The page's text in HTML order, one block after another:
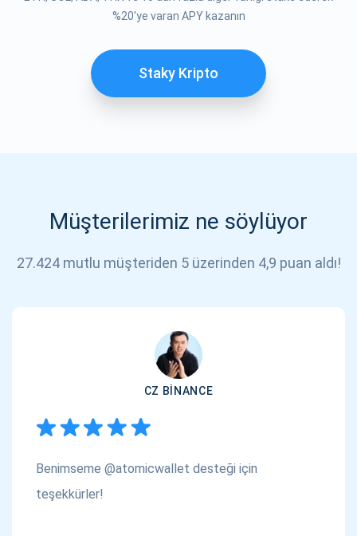
%20'ye varan APY kazanın
Staky Kripto
Müşterilerimiz ne söylüyor
27.424 mutlu müşteriden 5 üzerinden 4,9 puan aldı!
CZ BINANCE
Benimseme @atomicwallet desteği için
teşekkürler!